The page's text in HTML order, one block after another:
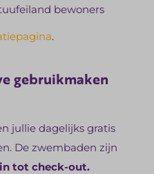
bewoners
.
gebruikmaken
jullie dagelijks gratis
De zwembaden zijn
tot check-out.